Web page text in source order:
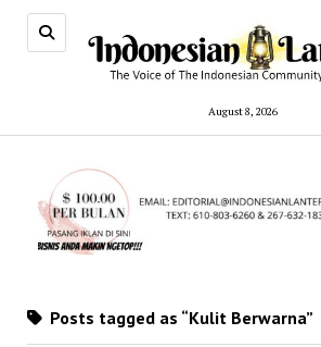
August 8, 2026
Posts tagged as “Kulit Berwarna”